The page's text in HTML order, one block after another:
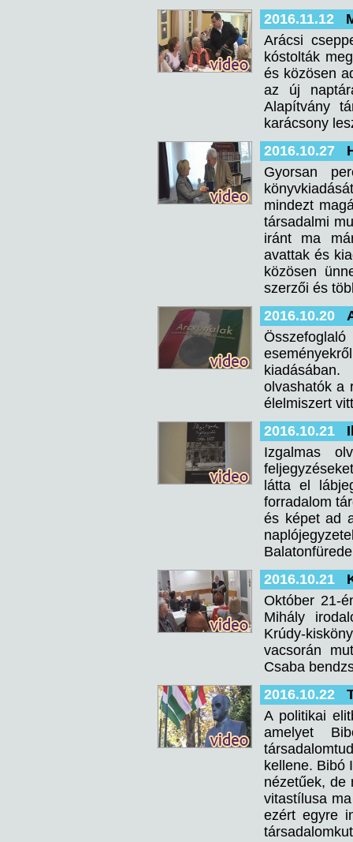
2016.11.12
Arácsi
kóstolták
és közösen
az új
Alapítvány
karácsony
2016.10.27
Gyorsan
mindezt
társadalmi
iránt ma
avattak és
közösen
szerzői és
2016.10.20
olvashatók a
élelmiszert
2016.10.21
Izgalmas
látta el
forradalom
és képet ad
2016.10.21
Október 21-
Mihály
Krúdy-
vacsorán
Csaba
2016.10.22
A politikai
amelyet
kellene. Bibó
nézetűek, de
vitastílusa
ezért egyre